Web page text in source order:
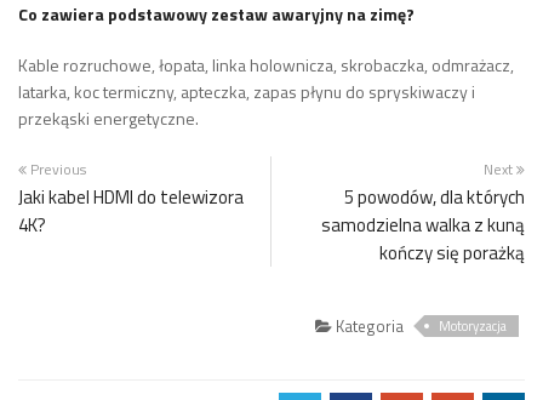
Co zawiera podstawowy zestaw awaryjny na zimę?
Kable rozruchowe, łopata, linka holownicza, skrobaczka, odmrażacz,
latarka, koc termiczny, apteczka, zapas płynu do spryskiwaczy i
przekąski energetyczne.
Previous
Jaki kabel HDMI do telewizora
4K?
Next
5 powodów, dla których
samodzielna walka z kuną
kończy się porażką
Kategoria Motoryzacja